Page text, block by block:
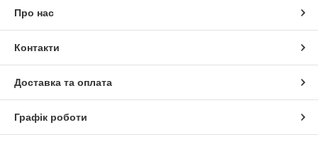
Про нас
Контакти
Доставка та оплата
Графік роботи